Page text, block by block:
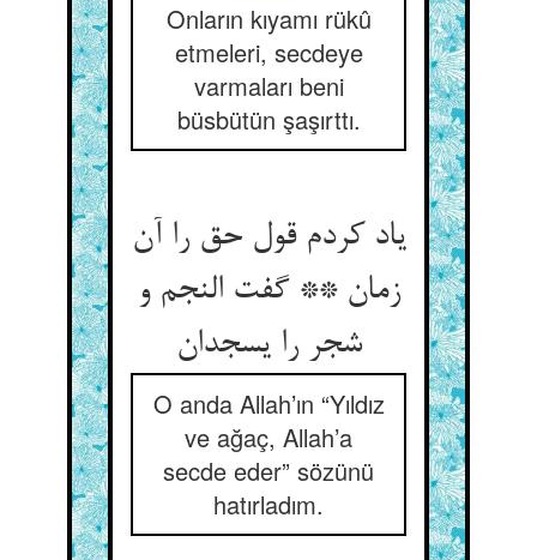
Onların kıyamı rükû
etmeleri, secdeye
varmaları beni
büsbütün şaşırttı.
یاد کردم قول حق را آن
زمان ** گفت النجم و
شجر را یسجدان
O anda Allah’ın “Yıldız
ve ağaç, Allah’a
secde eder” sözünü
hatırladım.